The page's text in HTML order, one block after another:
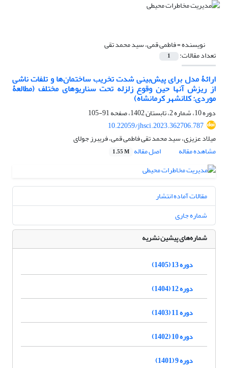
نویسنده =فاطمی قمی، سید محمد تقی
تعداد مقالات: 1
ارائۀ مدل برای پیش‌بینی شدت تخریب ساختمان‌ها و تلفات ناشی
از ریزش آنها حین وقوع زلزله تحت سناریوهای مختلف (مطالعۀ
موردی: کلانشهر کرمانشاه)
دوره 10، شماره 2، تابستان 1402، صفحه
91-105
10.22059/jhsci.2023.362706.787
میلاد عزیزی، سید محمد تقی فاطمی قمی، فریبرز جولای
مشاهده مقاله
اصل مقاله 1.55 M
مقالات آماده انتشار
شماره جاری
شماره‌های پیشین نشریه
دوره 13 (1405)
دوره 12 (1404)
دوره 11 (1403)
دوره 10 (1402)
دوره 9 (1401)